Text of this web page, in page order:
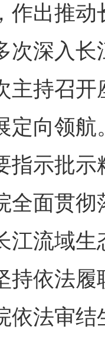
作出推
次深入
主持召
定向领
指示批
全面贯
江流域
持依法
依法审